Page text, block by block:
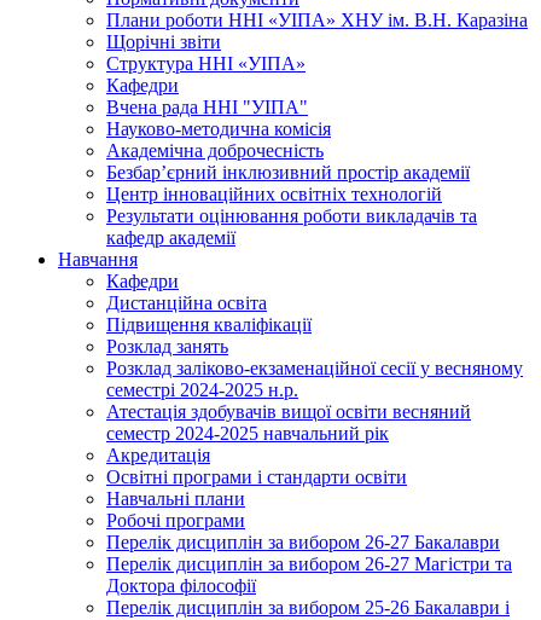
Плани роботи ННІ «УІПА» ХНУ ім. В.Н. Каразіна
Щорічні звіти
Структура ННІ «УІПА»
Кафедри
Вчена рада ННІ "УІПА"
Науково-методична комісія
Академічна доброчесність
Безбар’єрний інклюзивний простір академії
Центр інноваційних освітніх технологій
Результати оцінювання роботи викладачів та
кафедр академії
Навчання
Кафедри
Дистанційна освіта
Підвищення кваліфікації
Розклад занять
Розклад заліково-екзаменаційної сесії у весняному
семестрі 2024-2025 н.р.
Атестація здобувачів вищої освіти весняний
семестр 2024-2025 навчальний рік
Акредитація
Освітні програми і стандарти освіти
Навчальні плани
Робочі програми
Перелік дисциплін за вибором 26-27 Бакалаври
Перелік дисциплін за вибором 26-27 Магістри та
Доктора філософії
Перелік дисциплін за вибором 25-26 Бакалаври і